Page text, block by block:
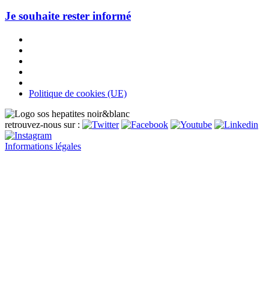
Je souhaite rester informé
Politique de cookies (UE)
retrouvez-nous sur :
Informations légales